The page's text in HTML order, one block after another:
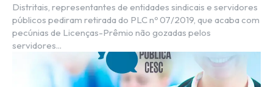
Distritais, representantes de entidades sindicais e servidores
públicos pediram retirada do PLC nº 07/2019, que acaba com
pecúnias de Licenças-Prêmio não gozadas pelos
servidores...